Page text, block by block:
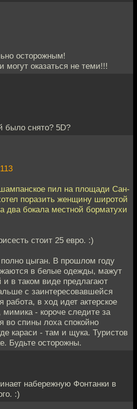
осторожным!
могут оказаться не теми!!!
было снято? 5D?
пил на площади Сан-
поразить женщину широтой
два бокала местной борматухи
стоит 25 евро. :)
цыган. В прошлом году
в белые одежды, мажут
и в таком виде предлагают
с заинтересовавшейся
работа, в ход идет актерское
- короче следите за
во спины лоха спокойно
караси - там и щука. Туристов
Будьте осторожны.
набережную Фонтанки в
:)